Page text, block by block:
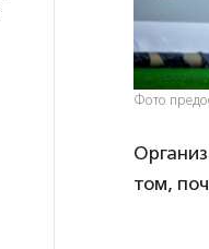
Фото
том,